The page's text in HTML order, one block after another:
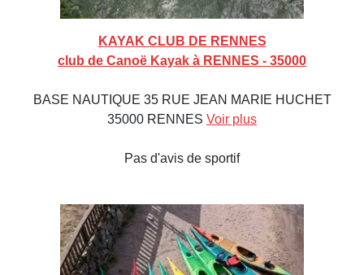
KAYAK CLUB DE RENNES
club de Canoë Kayak à RENNES - 35000
BASE NAUTIQUE 35 RUE JEAN MARIE HUCHET
35000 RENNES Voir plus
Pas d'avis de sportif